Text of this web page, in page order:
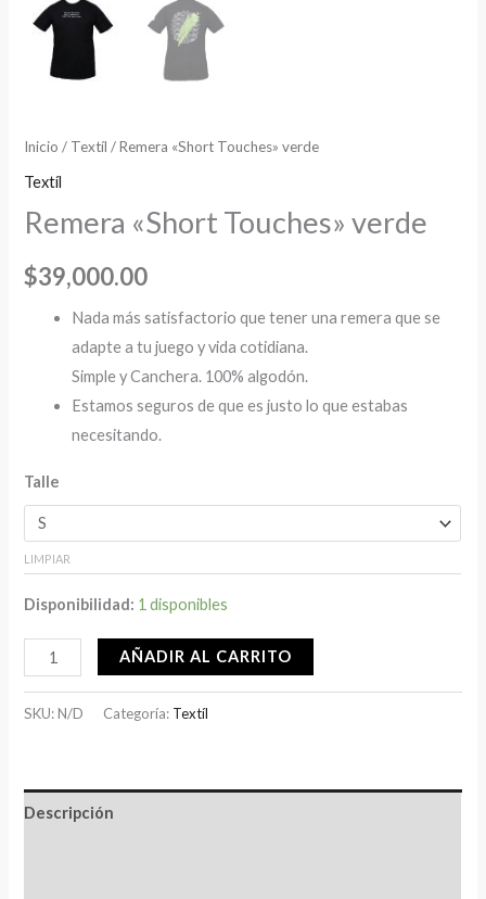
Inicio / Textíl / Remera «Short Touches» verde
Textíl
Remera «Short Touches» verde
$39,000.00
Nada más satisfactorio que tener una remera que se
adapte a tu juego y vida cotidiana.
Simple y Canchera. 100% algodón.
Estamos seguros de que es justo lo que estabas
necesitando.
Talle
LIMPIAR
Disponibilidad: 1 disponibles
AÑADIR AL CARRITO
SKU:N/D Categoría: Textíl
Descripción